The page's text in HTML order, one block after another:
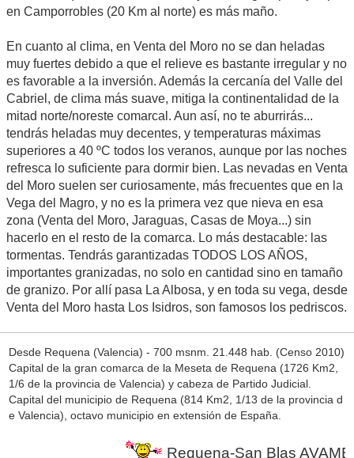
en Camporrobles (20 Km al norte) es más maño.
En cuanto al clima, en Venta del Moro no se dan heladas
muy fuertes debido a que el relieve es bastante irregular y no
es favorable a la inversión. Además la cercanía del Valle del
Cabriel, de clima más suave, mitiga la continentalidad de la
mitad norte/noreste comarcal. Aun así, no te aburrirás...
tendrás heladas muy decentes, y temperaturas máximas
superiores a 40 ºC todos los veranos, aunque por las noches
refresca lo suficiente para dormir bien. Las nevadas en Venta
del Moro suelen ser curiosamente, más frecuentes que en la
Vega del Magro, y no es la primera vez que nieva en esa
zona (Venta del Moro, Jaraguas, Casas de Moya...) sin
hacerlo en el resto de la comarca. Lo más destacable: las
tormentas. Tendrás garantizadas TODOS LOS AÑOS,
importantes granizadas, no solo en cantidad sino en tamaño
de granizo. Por allí pasa La Albosa, y en toda su vega, desde
Venta del Moro hasta Los Isidros, son famosos los pedriscos.
Desde Requena (Valencia) - 700 msnm. 21.448 hab. (Censo 2010)
Capital de la gran comarca de la Meseta de Requena (1726 Km2,
1/6 de la provincia de Valencia) y cabeza de Partido Judicial.
Capital del municipio de Requena (814 Km2, 1/13 de la provincia d
e Valencia), octavo municipio en extensión de España.
Requena-San Blas AVAMET